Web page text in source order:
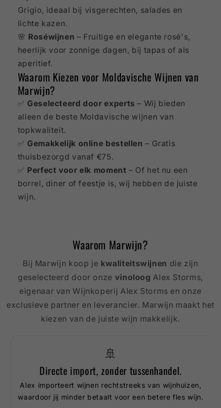
Grigio, ideaal bij visgerechten, salades en
lichte kazen.
🌸 Roséwijnen – Fruitige en elegante rosé's,
heerlijk voor zonnige dagen, bij tapas of als
aperitief.
Waarom Kiezen voor Moldavische Wijnen van
Marwijn?
✅ Geselecteerd door experts – Wij bieden
alleen de beste Moldavische wijnen van
topkwaliteit.
✅ Gemakkelijk online bestellen – Gratis
thuisbezorgd vanaf €75.
✅ Perfect voor elk moment – Of het nu een
borrel, diner of feestje is, wij hebben de juiste
wijn.
Waarom Marwijn?
Bij Marwijn koop je kwaliteitswijnen die zijn
geselecteerd door onze vinoloog Alex Storms,
eigenaar van Wijnkoperij Alex Storms en onze
exclusieve partner en leverancier. Marwijn maakt het
kiezen van de juiste wijn makkelijk.
🚢
Directe import, zonder tussenhandel.
Alex importeert wijnen rechtstreeks van wijnhuizen,
waardoor jij minder betaalt voor een betere fles wijn.